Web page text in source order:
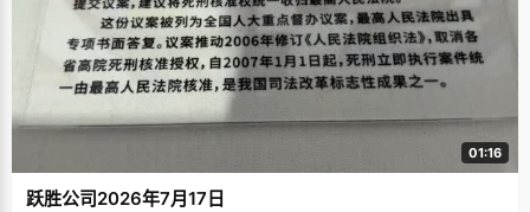
01:16
跃胜公司2026年7月17日